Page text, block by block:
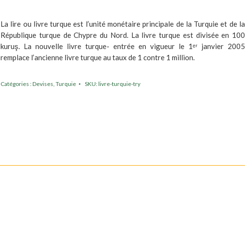
La lire ou livre turque est l’unité monétaire principale de la Turquie et de la
République turque de Chypre du Nord. La livre turque est divisée en 100
kuruş. La nouvelle livre turque- entrée en vigueur le 1ᵉʳ janvier 2005
remplace l’ancienne livre turque au taux de 1 contre 1 million.
Catégories :Devises,Turquie SKU:livre-turquie-try